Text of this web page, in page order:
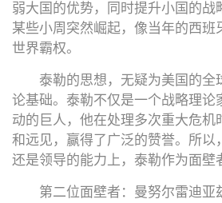
弱大国的优势，同时提升小国的战
某些小周突然崛起，像当年的西班
世界霸权。
泰勒的思想，无疑为美国的全
论基础。泰勒不仅是一个战略理论
动的巨人，他在处理多次重大危机
和远见，赢得了广泛的赞誉。所以
还是领导的能力上，泰勒作为面壁
第二位面壁者：曼努尔雷迪亚